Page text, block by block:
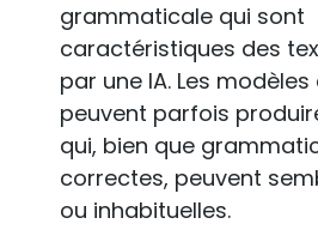
grammaticale qui sont
caractéristiques des
par une IA. Les
peuvent parfois
qui, bien que
correctes, peuvent
ou inhabituelles.